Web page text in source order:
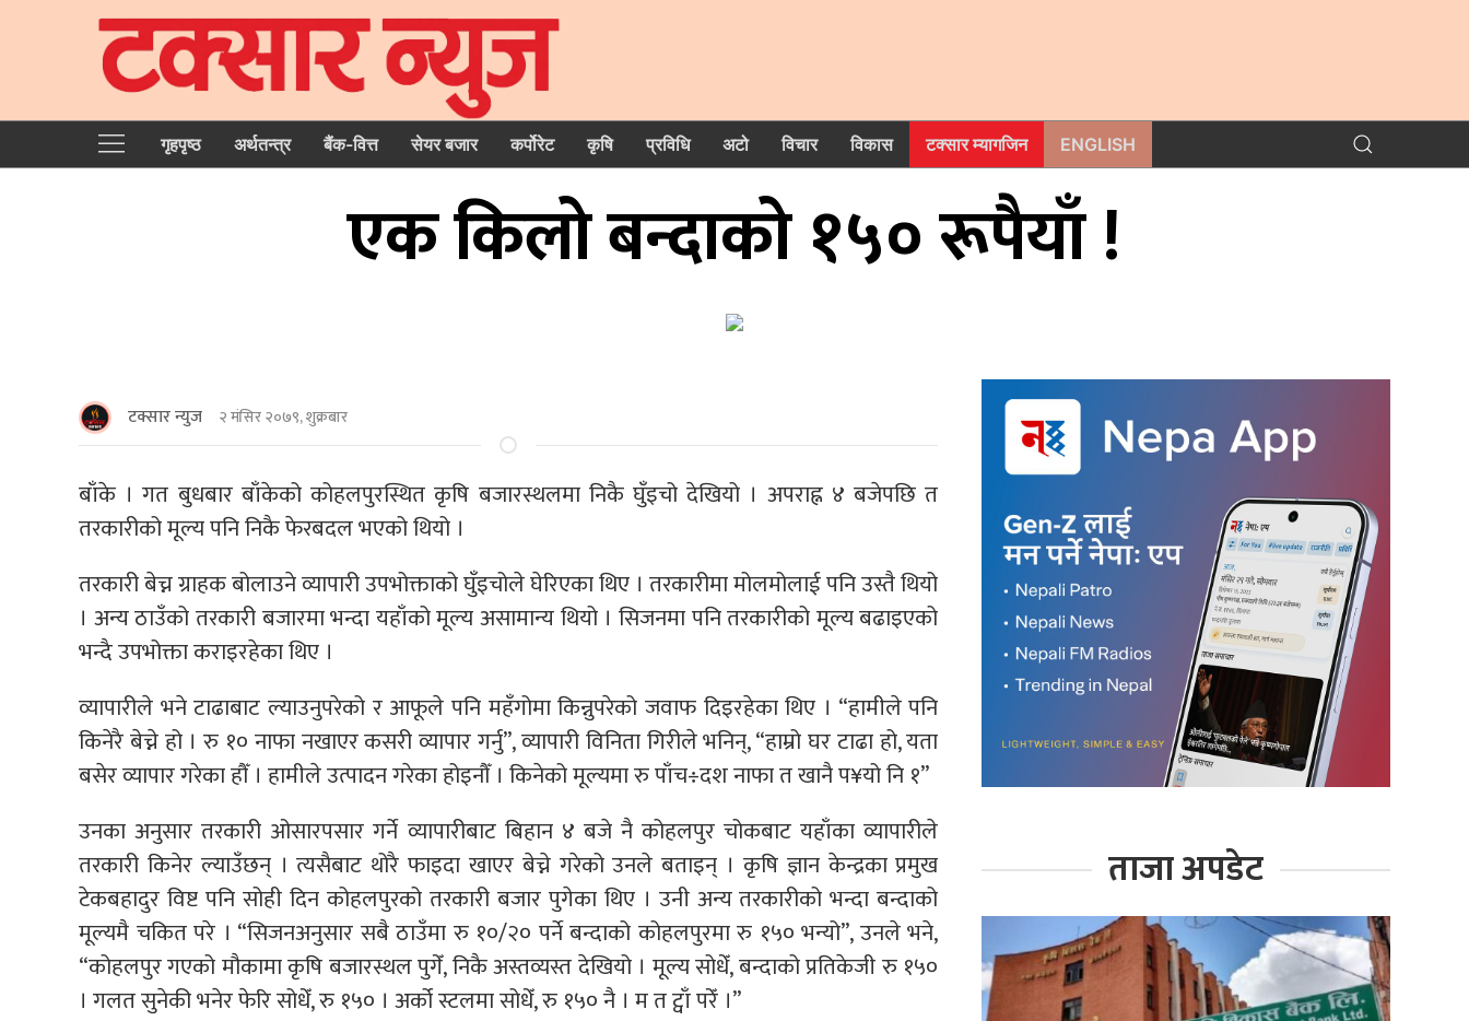
गृहपृष्‍ठ अर्थतन्त्र बैंक-वित्त सेयर बजार कर्पोरेट कृषि प्रविधि अटो विचार विकास टक्सार म्यागजिन ENGLISH
एक किलो बन्दाको १५० रूपैयाँ !
टक्सार न्युज २ मंसिर २०७९, शुक्रबार
बाँके । गत बुधबार बाँकेको कोहलपुरस्थित कृषि बजारस्थलमा निकै घुँइचो देखियो । अपराह्न ४ बजेपछि त
तरकारीको मूल्य पनि निकै फेरबदल भएको थियो ।
तरकारी बेच्न ग्राहक बोलाउने व्यापारी उपभोक्ताको घुँइचोले घेरिएका थिए । तरकारीमा मोलमोलाई पनि उस्तै थियो
। अन्य ठाउँको तरकारी बजारमा भन्दा यहाँको मूल्य असामान्य थियो । सिजनमा पनि तरकारीको मूल्य बढाइएको
भन्दै उपभोक्ता कराइरहेका थिए ।
व्यापारीले भने टाढाबाट ल्याउनुपरेको र आफूले पनि महँगोमा किन्नुपरेको जवाफ दिइरहेका थिए । “हामीले पनि
किनेरै बेच्ने हो । रु १० नाफा नखाएर कसरी व्यापार गर्नु”, व्यापारी विनिता गिरीले भनिन्, “हाम्रो घर टाढा हो, यता
बसेर व्यापार गरेका हौँ । हामीले उत्पादन गरेका होइनौँ । किनेको मूल्यमा रु पाँच÷दश नाफा त खानै प¥यो नि १”
उनका अनुसार तरकारी ओसारपसार गर्ने व्यापारीबाट बिहान ४ बजे नै कोहलपुर चोकबाट यहाँका व्यापारीले
तरकारी किनेर ल्याउँछन् । त्यसैबाट थोरै फाइदा खाएर बेच्ने गरेको उनले बताइन् । कृषि ज्ञान केन्द्रका प्रमुख
टेकबहादुर विष्ट पनि सोही दिन कोहलपुरको तरकारी बजार पुगेका थिए । उनी अन्य तरकारीको भन्दा बन्दाको
मूल्यमै चकित परे । “सिजनअनुसार सबै ठाउँमा रु १०/२० पर्ने बन्दाको कोहलपुरमा रु १५० भन्यो”, उनले भने,
“कोहलपुर गएको मौकामा कृषि बजारस्थल पुगेँ, निकै अस्तव्यस्त देखियो । मूल्य सोधेँ, बन्दाको प्रतिकेजी रु १५०
। गलत सुनेकी भनेर फेरि सोधेँ, रु १५० । अर्को स्टलमा सोधेँ, रु १५० नै । म त ट्वाँ परेँ ।”
ताजा अपडेट